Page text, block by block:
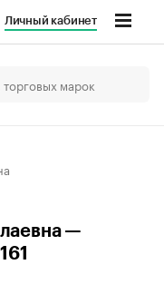
Личный кабинет
—